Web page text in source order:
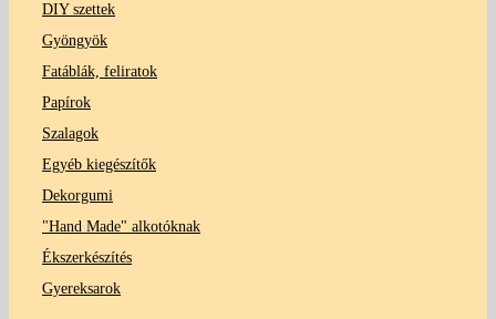
DIY szettek
Gyöngyök
Fatáblák, feliratok
Papírok
Szalagok
Egyéb kiegészítők
Dekorgumi
"Hand Made" alkotóknak
Ékszerkészítés
Gyereksarok